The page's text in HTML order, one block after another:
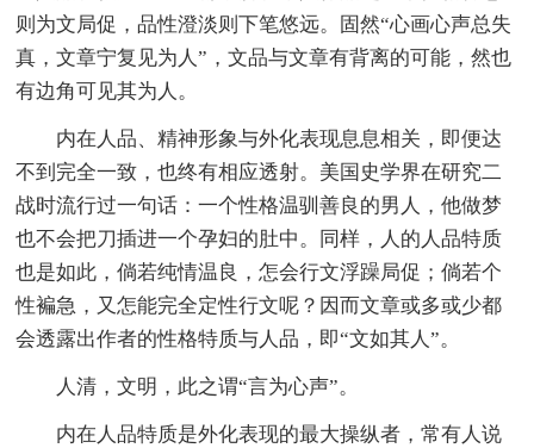
则为文局促，品性澄淡则下笔悠远。固然“心画心声总失
真，文章宁复见为人”，文品与文章有背离的可能，然也
有边角可见其为人。
内在人品、精神形象与外化表现息息相关，即便达
不到完全一致，也终有相应透射。美国史学界在研究二
战时流行过一句话：一个性格温驯善良的男人，他做梦
也不会把刀插进一个孕妇的肚中。同样，人的人品特质
也是如此，倘若纯情温良，怎会行文浮躁局促；倘若个
性褊急，又怎能完全定性行文呢？因而文章或多或少都
会透露出作者的性格特质与人品，即“文如其人”。
人清，文明，此之谓“言为心声”。
内在人品特质是外化表现的最大操纵者，常有人说